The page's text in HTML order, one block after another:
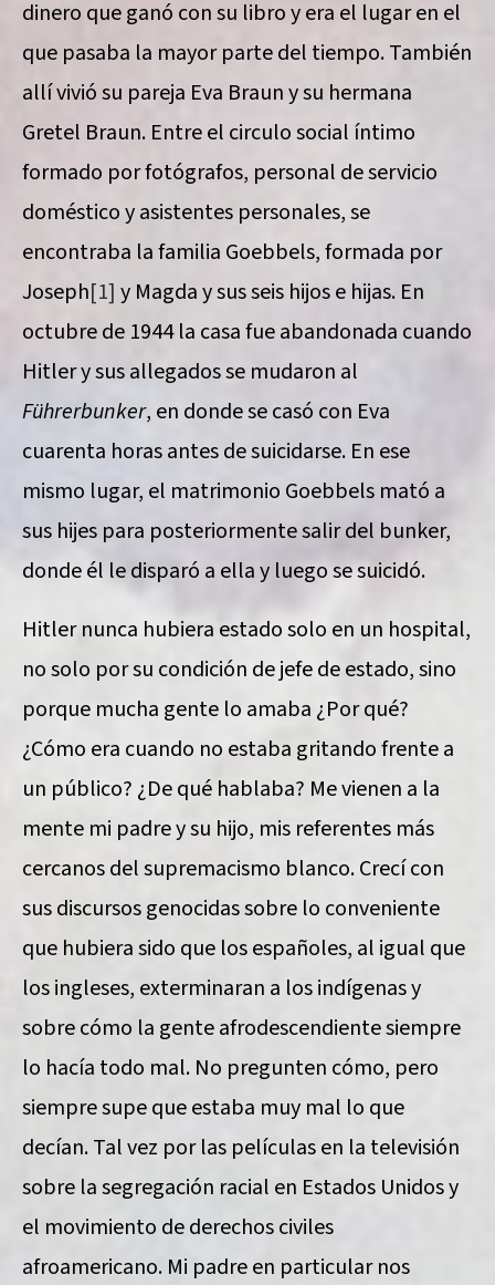
dinero que ganó con su libro y era el lugar en el
que pasaba la mayor parte del tiempo. También
allí vivió su pareja Eva Braun y su hermana
Gretel Braun. Entre el circulo social íntimo
formado por fotógrafos, personal de servicio
doméstico y asistentes personales, se
encontraba la familia Goebbels, formada por
Joseph[1] y Magda y sus seis hijos e hijas. En
octubre de 1944 la casa fue abandonada cuando
Hitler y sus allegados se mudaron al
Führerbunker, en donde se casó con Eva
cuarenta horas antes de suicidarse. En ese
mismo lugar, el matrimonio Goebbels mató a
sus hijes para posteriormente salir del bunker,
donde él le disparó a ella y luego se suicidó.
Hitler nunca hubiera estado solo en un hospital,
no solo por su condición de jefe de estado, sino
porque mucha gente lo amaba ¿Por qué?
¿Cómo era cuando no estaba gritando frente a
un público? ¿De qué hablaba? Me vienen a la
mente mi padre y su hijo, mis referentes más
cercanos del supremacismo blanco. Crecí con
sus discursos genocidas sobre lo conveniente
que hubiera sido que los españoles, al igual que
los ingleses, exterminaran a los indígenas y
sobre cómo la gente afrodescendiente siempre
lo hacía todo mal. No pregunten cómo, pero
siempre supe que estaba muy mal lo que
decían. Tal vez por las películas en la televisión
sobre la segregación racial en Estados Unidos y
el movimiento de derechos civiles
afroamericano. Mi padre en particular nos